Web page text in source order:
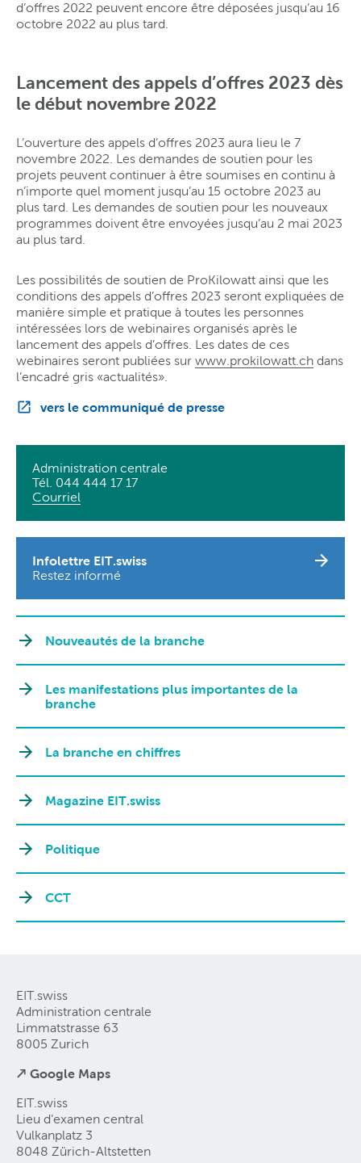
d’offres 2022 peuvent encore être déposées jusqu’au 16
octobre 2022 au plus tard.
Lancement des appels d’offres 2023 dès
le début novembre 2022
L’ouverture des appels d’offres 2023 aura lieu le 7
novembre 2022. Les demandes de soutien pour les
projets peuvent continuer à être soumises en continu à
n’importe quel moment jusqu’au 15 octobre 2023 au
plus tard. Les demandes de soutien pour les nouveaux
programmes doivent être envoyées jusqu’au 2 mai 2023
au plus tard.
Les possibilités de soutien de ProKilowatt ainsi que les
conditions des appels d’offres 2023 seront expliquées de
manière simple et pratique à toutes les personnes
intéressées lors de webinaires organisés après le
lancement des appels d’offres. Les dates de ces
webinaires seront publiées sur www.prokilowatt.ch dans
l’encadré gris «actualités».
vers le communiqué de presse
Administration centrale
Tél. 044 444 17 17
Courriel
Infolettre EIT.swiss
Restez informé
Nouveautés de la branche
Les manifestations plus importantes de la
branche
La branche en chiffres
Magazine EIT.swiss
Politique
CCT
EIT.swiss
Administration centrale
Limmatstrasse 63
8005 Zurich
↗ Google Maps
EIT.swiss
Lieu d’examen central
Vulkanplatz 3
8048 Zürich-Altstetten